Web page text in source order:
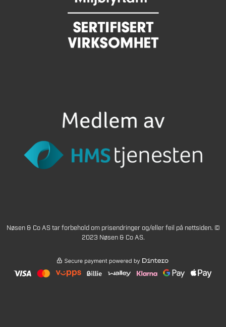
Nøsen & Co AS tar forbehold om prisendringer og/eller feil på nettsiden. ©
2023 Nøsen & Co AS.